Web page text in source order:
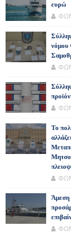
ευρώ
νόμου
Το
Άμεση